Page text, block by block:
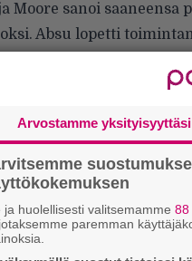
Moore sanoi saaneensa
. Absu lopetti
johtaja
perusti
Arvostamme yksityisyyttäsi
ja huolellisesti valitsemamme 88
paremman